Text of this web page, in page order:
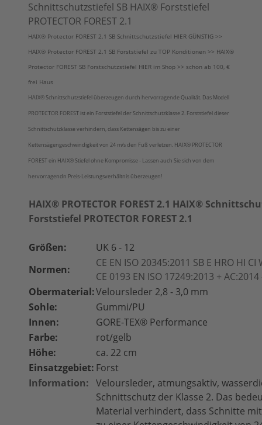
Schnittschutzstiefel SB HAIX® Forststiefel
PROTECTOR FOREST 2.1
HAIX® Protector FOREST 2.1 SB Schnittschutzstiefel HIER GÜNSTIG >>
HAIX® Protector FOREST 2.1 SB Forststiefel zu TOP Konditionen >> HAIX®
Protector FOREST SB Forstschutzstiefel HIER im Shop >> schon ab 100, €
frei Haus
HAIX® Schnittschutzstiefel überzeugen durch hervorragende Qualität. Das Modell
PROTECTOR FOREST ist ein Forststiefel der Schnittschutzklasse 2. Forststiefel dieser
Schnittschutzklasse verhindern, dass Kettensägen bis zu einer
Kettensägengeschwindigkeit von 24 m/s den Fuß verletzen. HAIX® PROTECTOR
FOREST ein HAIX® Stiefel ohne Kompromisse - Lassen auch Sie sich von dem
hervorragendn Preis-Leistungsverhältnis überzeugen!
HAIX® PROTECTOR FOREST 2.1 HAIX®
Forststiefel PROTECTOR FOREST 2.1
Größen:
UK 6 - 12
Normen:
CE EN ISO 20345:2011 SB E HRO HI CI
CE 0193 EN ISO 17249:2013 + AC:2014
Obermaterial:Veloursleder 2,8 - 3,0 mm
Sohle:
Gummi/PU
Innen:
GORE-TEX® Performance
Farbe:
rot/gelb
Höhe:
ca. 22 cm
Einsatzgebiet: Forst
Information: Veloursleder, atmungsaktiv,
Schnittschutz der Klasse 2. Das
Material verhindert, dass Schnitte